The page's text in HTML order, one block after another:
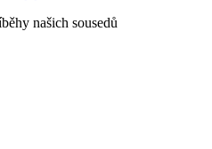
našich sousedů